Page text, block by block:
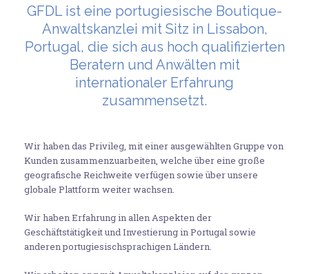
GFDL ist eine portugiesische Boutique-
Anwaltskanzlei mit Sitz in Lissabon,
Portugal, die sich aus hoch qualifizierten
Beratern und Anwälten mit
internationaler Erfahrung
zusammensetzt.
Wir haben das Privileg, mit einer ausgewählten Gruppe von
Kunden zusammenzuarbeiten, welche über eine große
geografische Reichweite verfügen sowie über unsere
globale Plattform weiter wachsen.
Wir haben Erfahrung in allen Aspekten der
Geschäftstätigkeit und Investierung in Portugal sowie
anderen portugiesischsprachigen Ländern.